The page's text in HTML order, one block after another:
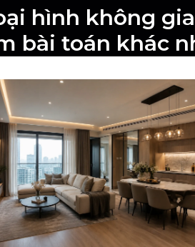
hình không
bài toán khác